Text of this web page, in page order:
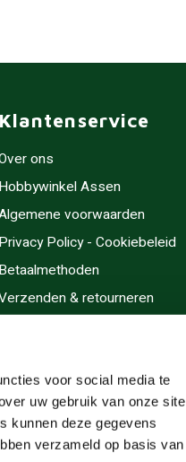
voor social media te
uw gebruik van onze site
kunnen deze gegevens
verzameld op basis van
Klantenservice
ons
Hobbywinkel Assen
voorwaarden
Privacy Policy - Cookiebeleid
Betaalmethoden
& retourneren